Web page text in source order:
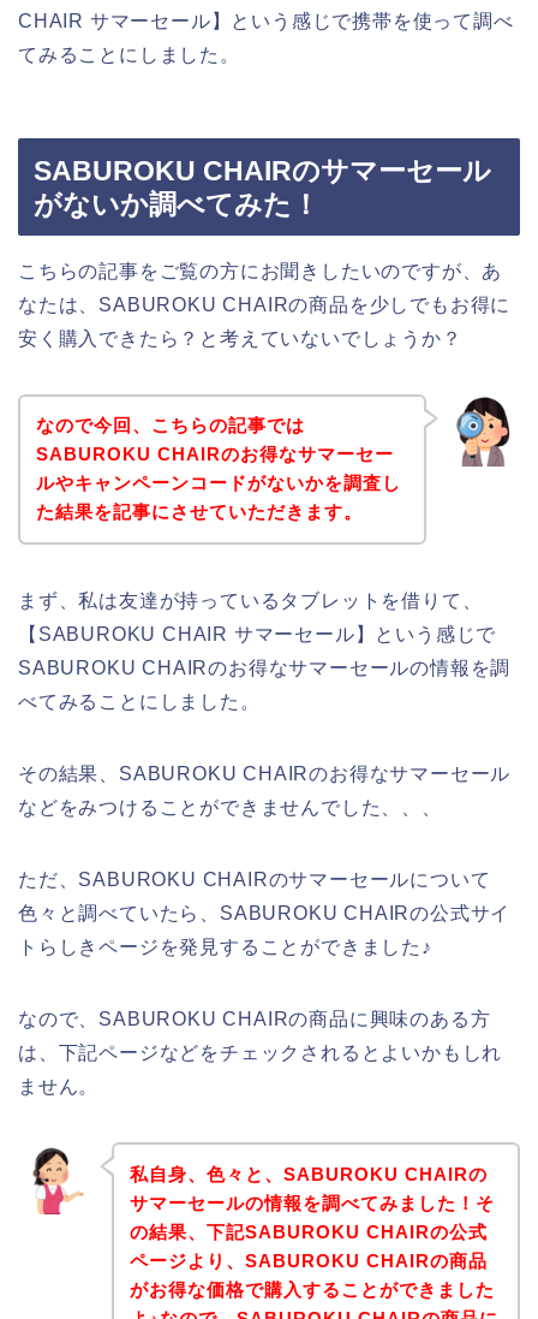
CHAIR サマーセール】という感じで携帯を使って調べ
てみることにしました。
SABUROKU CHAIRのサマーセール
がないか調べてみた！
こちらの記事をご覧の方にお聞きしたいのですが、あ
なたは、SABUROKU CHAIRの商品を少しでもお得に
安く購入できたら？と考えていないでしょうか？
なので今回、こちらの記事では
SABUROKU CHAIRのお得なサマーセー
ルやキャンペーンコードがないかを調査し
た結果を記事にさせていただきます。
まず、私は友達が持っているタブレットを借りて、
【SABUROKU CHAIR サマーセール】という感じで
SABUROKU CHAIRのお得なサマーセールの情報を調
べてみることにしました。
その結果、SABUROKU CHAIRのお得なサマーセール
などをみつけることができませんでした、、、
ただ、SABUROKU CHAIRのサマーセールについて
色々と調べていたら、SABUROKU CHAIRの公式サイ
トらしきページを発見することができました♪
なので、SABUROKU CHAIRの商品に興味のある方
は、下記ページなどをチェックされるとよいかもしれ
ません。
私自身、色々と、SABUROKU CHAIRの
サマーセールの情報を調べてみました！そ
の結果、下記SABUROKU CHAIRの公式
ページより、SABUROKU CHAIRの商品
がお得な価格で購入することができました